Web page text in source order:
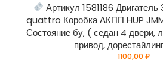
Артикул 1581186 Двигатель
quattro Коробка АКПП HUP
Состояние бу, ( седан 4 двери,
привод,
1100,00₽